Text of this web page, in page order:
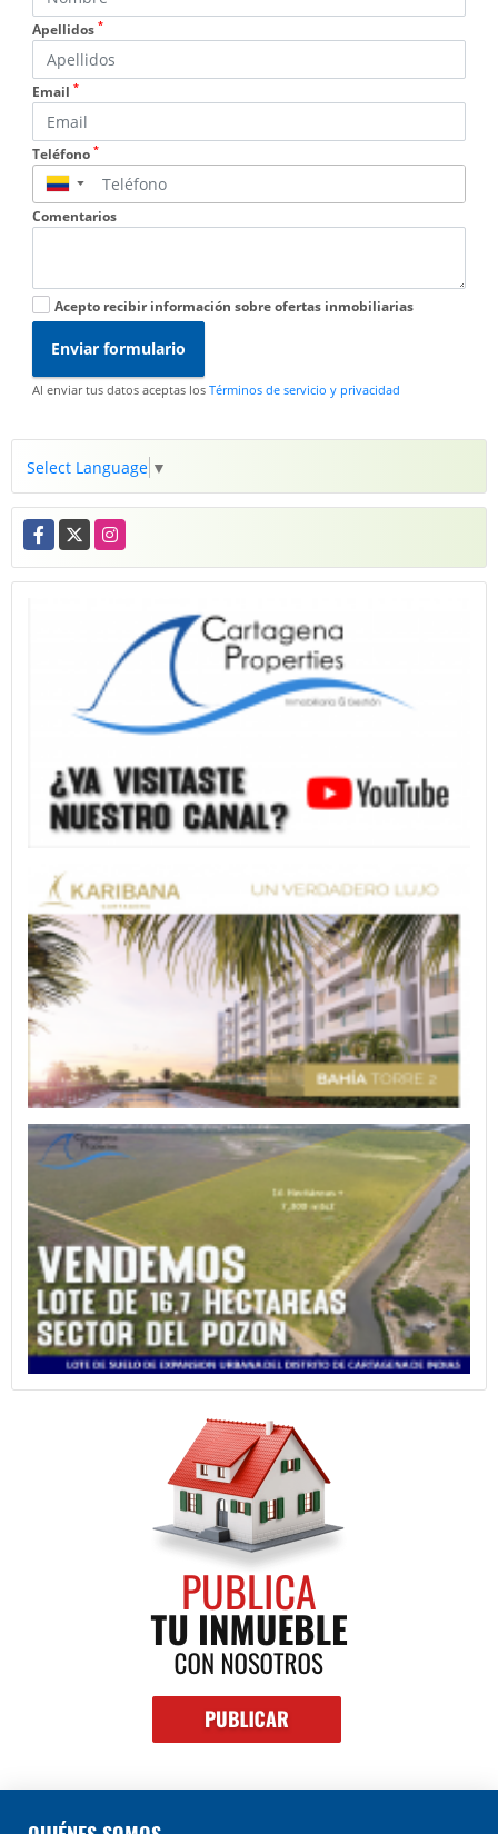
Apellidos *
Email *
Teléfono *
▼
Comentarios
Acepto recibir información sobre ofertas inmobiliarias
Enviar formulario
Al enviar tus datos aceptas los Términos de servicio y privacidad
Select Language ▼
Facebook
X Instagram